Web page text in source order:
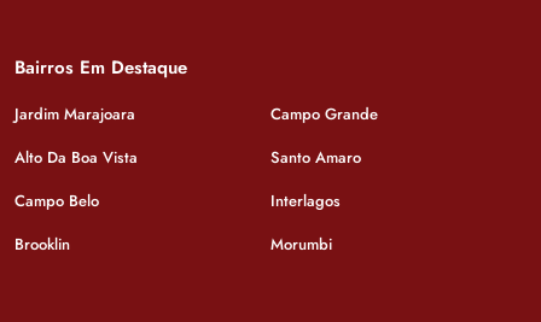
Bairros Em Destaque
Jardim Marajoara
Campo Grande
Alto Da Boa Vista
Santo Amaro
Campo Belo
Interlagos
Brooklin
Morumbi